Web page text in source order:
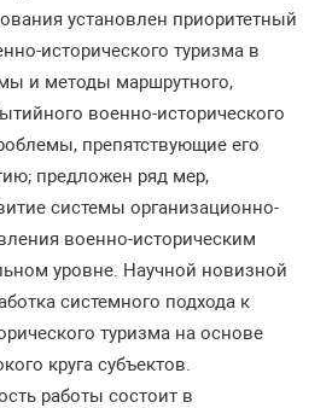
установлен приоритетный
исторического туризма в
и методы маршрутного,
военно-исторического
препятствующие его
предложен ряд мер,
системы организационно-
военно-историческим
уровне. Научной новизной
системного подхода к
туризма на основе
круга субъектов.
работы состоит в